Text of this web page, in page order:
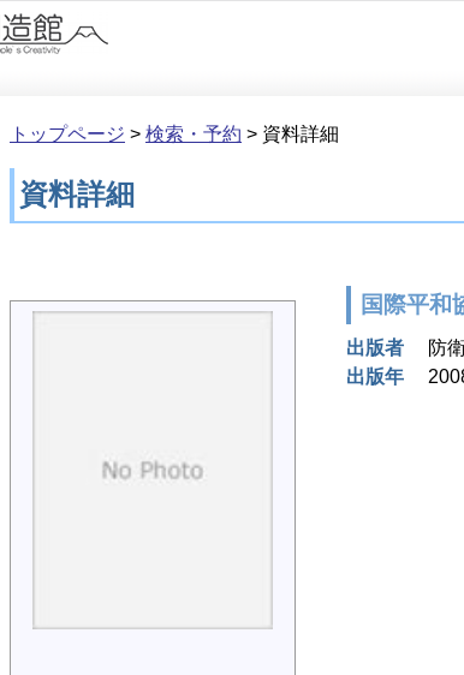
トップページ > 検索・予約 > 資料詳細
資料詳細
国際平和
出版者
防
出版年